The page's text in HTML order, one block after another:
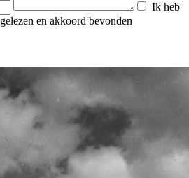
Ik heb
gelezen en akkoord bevonden